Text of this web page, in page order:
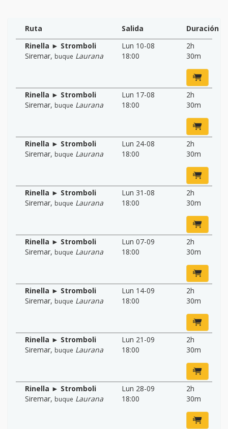
Ruta Salida
Duración
Rinella ► Stromboli
Siremar, buque Laurana
Lun 10-08
18:00
2h
30m
Rinella ► Stromboli
Siremar, buque Laurana
Lun 17-08
18:00
2h
30m
Rinella ► Stromboli
Siremar, buque Laurana
Lun 24-08
18:00
2h
30m
Rinella ► Stromboli
Siremar, buque Laurana
Lun 31-08
18:00
2h
30m
Rinella ► Stromboli
Siremar, buque Laurana
Lun 07-09
18:00
2h
30m
Rinella ► Stromboli
Siremar, buque Laurana
Lun 14-09
18:00
2h
30m
Rinella ► Stromboli
Siremar, buque Laurana
Lun 21-09
18:00
2h
30m
Rinella ► Stromboli
Siremar, buque Laurana
Lun 28-09
18:00
2h
30m